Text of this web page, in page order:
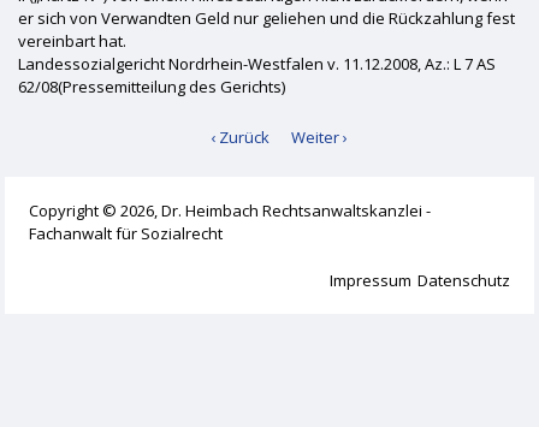
er sich von Verwandten Geld nur geliehen und die Rückzahlung fest
vereinbart hat.
Landessozialgericht Nordrhein-Westfalen v. 11.12.2008, Az.: L 7 AS
62/08(Pressemitteilung des Gerichts)
‹ Zurück Weiter ›
Copyright © 2026, Dr. Heimbach Rechtsanwaltskanzlei -
Fachanwalt für Sozialrecht
Datenschutz
Impressum